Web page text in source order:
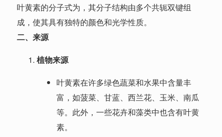
叶黄素的分子式为 ，其分子结构由多个共轭双键组
成，使其具有独特的颜色和光学性质。
二、来源
植物来源
叶黄素在许多绿色蔬菜和水果中含量丰
富，如菠菜、甘蓝、西兰花、玉米、南瓜
等。此外，一些花卉和藻类中也含有叶黄
素。